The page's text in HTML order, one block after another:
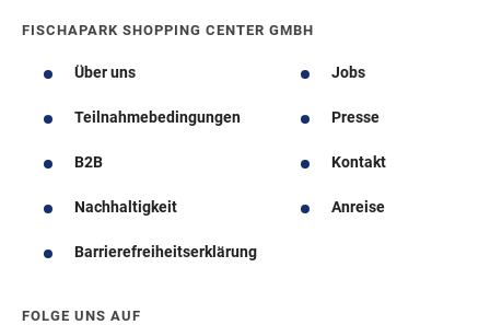
FISCHAPARK SHOPPING CENTER GMBH
Über uns Jobs
Teilnahmebedingungen Presse
B2B Kontakt
Nachhaltigkeit Anreise
Barrierefreiheitserklärung
FOLGE UNS AUF